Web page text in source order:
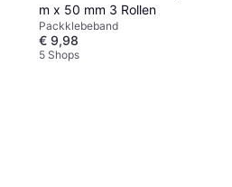
m x 50 mm 3 Rollen
Packklebeband
€ 9,98
5 Shops